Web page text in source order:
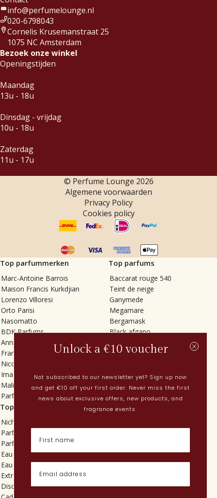
info@perfumelounge.nl
020-6798043
Cornelis Krusemanstraat 25
1075 NC Amsterdam
Bezoek onze winkel
Openingstijden
Maandag
13u - 18u
Dinsdag - vrijdag
10u - 18u
Zaterdag
11u - 17u
© Perfume Lounge 2026
Algemene voorwaarden
Privacy Policy
Cookies policy
Top parfummerken
Marc-Antoine Barrois
Maison Francis Kurkdjian
Lorenzo Villoresi
Orto Parisi
Nasomatto
BDK Parfums
Annindriya
Francesca Bianchi
Nicolaï
Imaginary Authors
Malin + Goetz
Parfums MDCI
Top parfums
Baccarat rouge 540
Teint de neige
Ganymede
Megamare
Bergamask
Black afgano
Tilia
Vetiver Rain
In Love with Everything
Sticky Fingers
Top categorieën
Niche parfums
Parfums voor dames
Parfums voor heren
Eau de toilette
Eau de parfum
Extrait de parfum
Discovery sets
Actueel
Perfume Finder
Wat is oudh?
Poederige parfums
Unlock a €10 voucher
Not subscribed to our newsletter yet? Sign up now
and get €10 off your first order. Never miss the first
news about exclusive offers, new products, and
fragrance events.